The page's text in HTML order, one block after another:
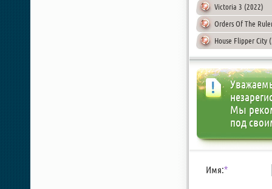
Victoria 3 (2022)
Orders Of The
House Flipper City
Мы
под
Имя:*